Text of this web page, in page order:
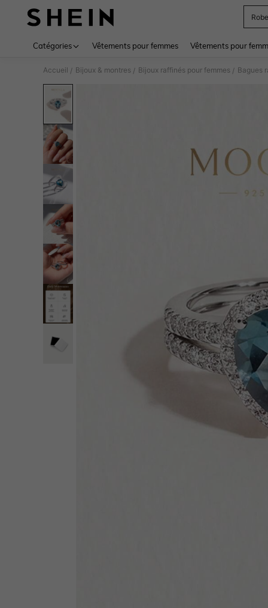
Robe
Catégories Vêtements pour femmes Vêtements pour
Accueil / Bijoux & montres / Bijoux raffinés pour femmes / Bagues